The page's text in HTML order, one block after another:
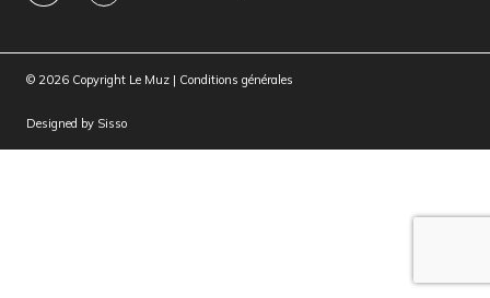
© 2026 Copyright Le Muz | Conditions générales
Designed by Sisso